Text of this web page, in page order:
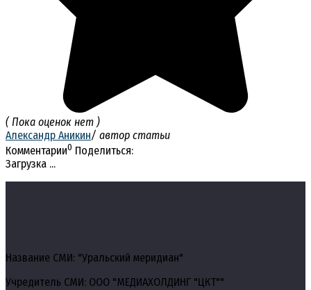
( Пока оценок нет )
Александр Аникин/ автор статьи
Комментарии0 Поделиться:
Загрузка ...
Название СМИ: "Уральский меридиан"
Учредитель СМИ: ООО "МЕДИАХОЛДИНГ "ЦКТ""